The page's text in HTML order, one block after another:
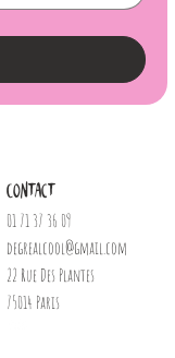
Contact
01 71 37 36 09
degrealcool@gmail.com
22 Rue Des Plantes
75014 Paris